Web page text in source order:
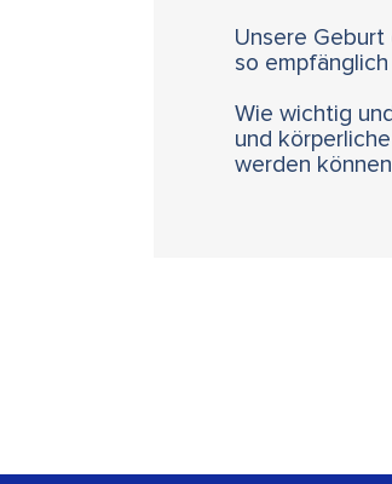
Unsere Geburt
so
Wie wichtig
und
werden